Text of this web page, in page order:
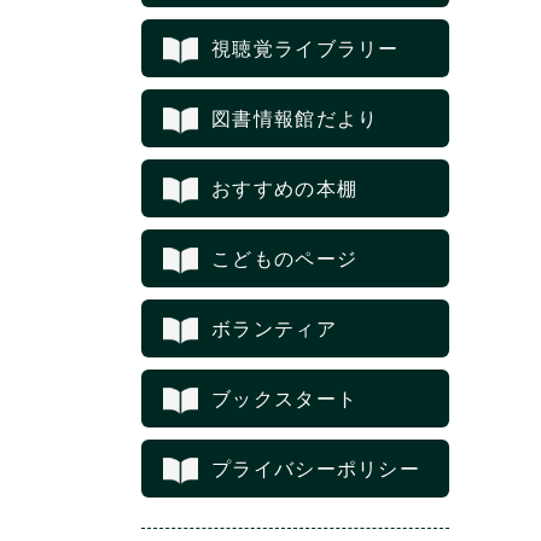
視聴覚ライブラリー
図書情報館だより
おすすめの本棚
こどものページ
ボランティア
ブックスタート
プライバシーポリシー